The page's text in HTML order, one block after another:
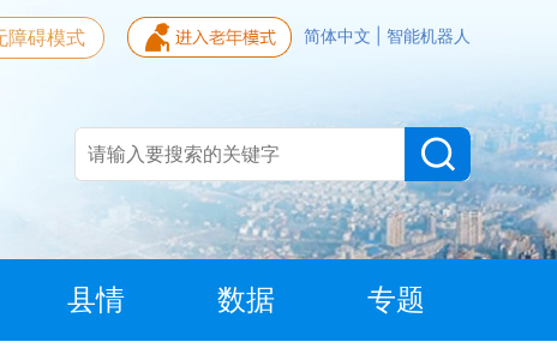
简体中文 智能机器人
障碍模式
县情 数据 专题